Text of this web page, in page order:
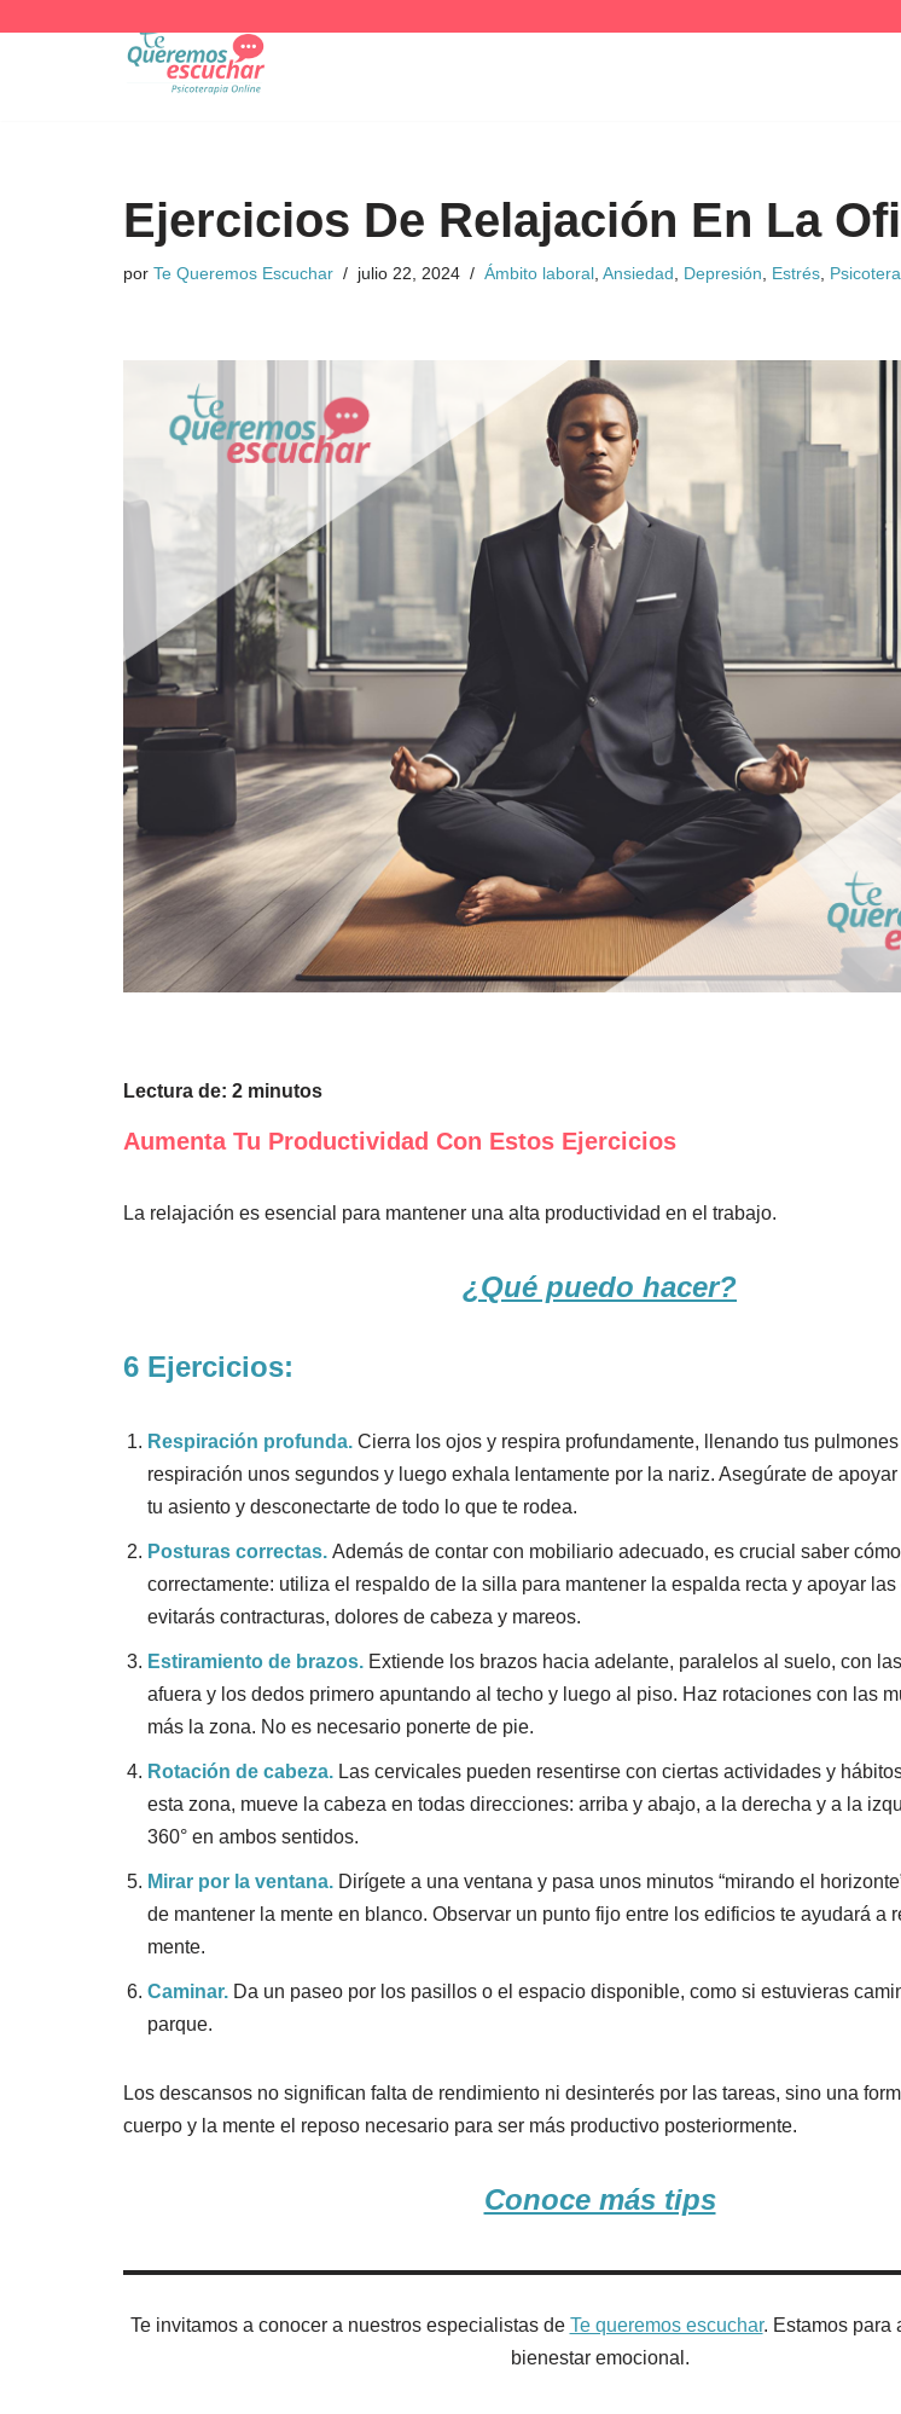
Ejercicios De Relajación En La
por Te Queremos Escuchar julio 22, 2024 Ámbito laboral Ansiedad Depresión Estrés
Lectura de: 2 minutos
Aumenta Tu Productividad Con Estos Ejercicios
La relajación es esencial para mantener una alta productividad en el trabajo.
¿Qué puedo hacer?
6 Ejercicios:
Respiración profunda. Cierra los ojos y respira profundamente, llenando tus
respiración unos segundos y luego exhala lentamente por la nariz. Asegúrate de
tu asiento y desconectarte de todo lo que te rodea.
Posturas correctas. Además de contar con mobiliario adecuado, es crucial saber
correctamente: utiliza el respaldo de la silla para mantener la espalda recta y apoyar
evitarás contracturas, dolores de cabeza y mareos.
Estiramiento de brazos. Extiende los brazos hacia adelante, paralelos al suelo, con
afuera y los dedos primero apuntando al techo y luego al piso. Haz rotaciones con las
más la zona. No es necesario ponerte de pie.
Rotación de cabeza. Las cervicales pueden resentirse con ciertas actividades y
esta zona, mueve la cabeza en todas direcciones: arriba y abajo, a la derecha y a la
360° en ambos sentidos.
Mirar por la ventana. Dirígete a una ventana y pasa unos minutos “mirando el
de mantener la mente en blanco. Observar un punto fijo entre los edificios te ayudará a
mente.
Caminar. Da un paseo por los pasillos o el espacio disponible, como si estuvieras
parque.
Los descansos no significan falta de rendimiento ni desinterés por las tareas, sino una
cuerpo y la mente el reposo necesario para ser más productivo posteriormente.
Conoce más tips
Te invitamos a conocer a nuestros especialistas de Te queremos escuchar. Estamos para
bienestar emocional.